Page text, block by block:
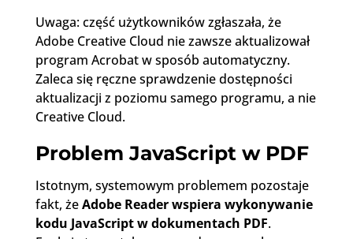
Uwaga: część użytkowników zgłaszała, że
Adobe Creative Cloud nie zawsze aktualizował
program Acrobat w sposób automatyczny.
Zaleca się ręczne sprawdzenie dostępności
aktualizacji z poziomu samego programu, a nie
Creative Cloud.
Problem JavaScript w PDF
Istotnym, systemowym problemem pozostaje
fakt, żeAdobe Reader wspiera wykonywanie
kodu JavaScript w dokumentach PDF.